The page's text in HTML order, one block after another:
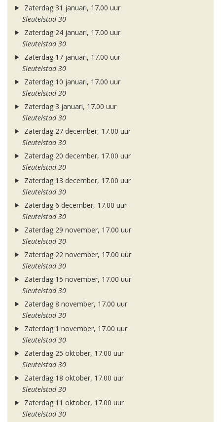
Zaterdag 31 januari, 17.00 uur
Sleutelstad 30
Zaterdag 24 januari, 17.00 uur
Sleutelstad 30
Zaterdag 17 januari, 17.00 uur
Sleutelstad 30
Zaterdag 10 januari, 17.00 uur
Sleutelstad 30
Zaterdag 3 januari, 17.00 uur
Sleutelstad 30
Zaterdag 27 december, 17.00 uur
Sleutelstad 30
Zaterdag 20 december, 17.00 uur
Sleutelstad 30
Zaterdag 13 december, 17.00 uur
Sleutelstad 30
Zaterdag 6 december, 17.00 uur
Sleutelstad 30
Zaterdag 29 november, 17.00 uur
Sleutelstad 30
Zaterdag 22 november, 17.00 uur
Sleutelstad 30
Zaterdag 15 november, 17.00 uur
Sleutelstad 30
Zaterdag 8 november, 17.00 uur
Sleutelstad 30
Zaterdag 1 november, 17.00 uur
Sleutelstad 30
Zaterdag 25 oktober, 17.00 uur
Sleutelstad 30
Zaterdag 18 oktober, 17.00 uur
Sleutelstad 30
Zaterdag 11 oktober, 17.00 uur
Sleutelstad 30